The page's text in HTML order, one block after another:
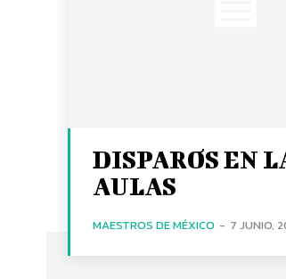
DISPAROS EN
AULAS
MAESTROS DE MÉXICO - 7 JUNIO,